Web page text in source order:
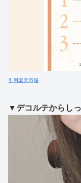
引用楽天市場
▼デコルテからし